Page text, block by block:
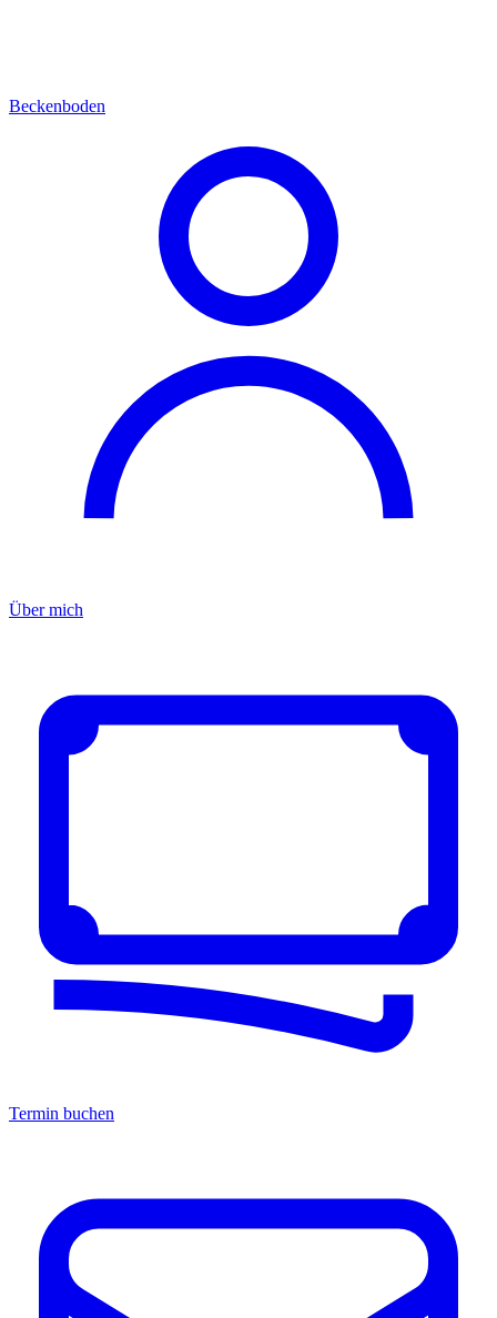
Beckenboden
Über mich
Termin buchen